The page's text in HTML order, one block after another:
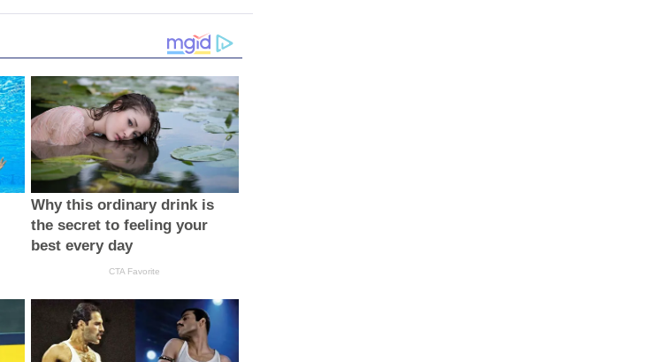
Why this ordinary drink is
the secret to feeling your
best every day
CTA Favorite